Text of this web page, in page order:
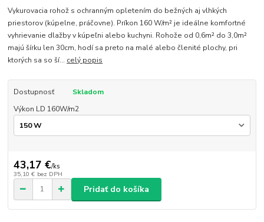
Vykurovacia rohož s ochranným opletením do bežných aj vlhkých
priestorov (kúpelne, práčovne). Príkon 160 W/m² je ideálne komfortné
vyhrievanie dlažby v kúpeľni alebo kuchyni. Rohože od 0,6m² do 3,0m²
majú šírku len 30cm, hodí sa preto na malé alebo členité plochy, pri
ktorých sa so ší... celý popis
Dostupnosť
Skladom
Výkon LD 160W/m2
43,17 €/ks
35,10 € bez DPH
Pridať do košíka